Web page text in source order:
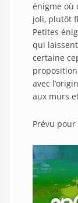
énigme où
joli, plutôt
Petites
qui
certaine
avec
aux murs
Prévu pour